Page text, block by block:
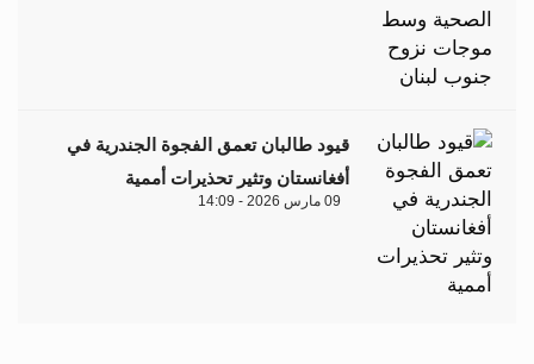
قيود طالبان تعمق الفجوة الجندرية في
أفغانستان وتثير تحذيرات أممية
09 مارس 2026 - 14:09